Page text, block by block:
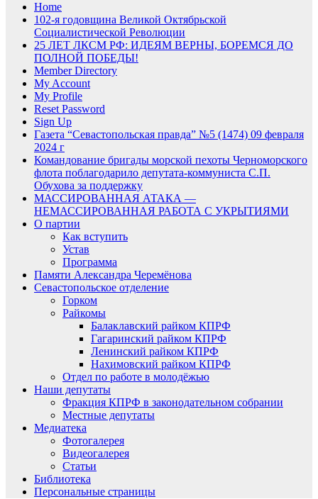
Home
102-я годовщина Великой Октябрьской
Социалистической Революции
25 ЛЕТ ЛКСМ РФ: ИДЕЯМ ВЕРНЫ, БОРЕМСЯ ДО
ПОЛНОЙ ПОБЕДЫ!
Member Directory
My Account
My Profile
Reset Password
Sign Up
Газета “Севастопольская правда” №5 (1474) 09 февраля
2024 г
Командование бригады морской пехоты Черноморского
флота поблагодарило депутата-коммуниста С.П.
Обухова за поддержку
МАССИРОВАННАЯ АТАКА —
НЕМАССИРОВАННАЯ РАБОТА С УКРЫТИЯМИ
О партии
Как вступить
Устав
Программа
Памяти Александра Черемёнова
Севастопольское отделение
Горком
Райкомы
Балаклавский райком КПРФ
Гагаринский райком КПРФ
Ленинский райком КПРФ
Нахимовский райком КПРФ
Отдел по работе в молодёжью
Наши депутаты
Фракция КПРФ в законодательном собрании
Местные депутаты
Медиатека
Фотогалерея
Видеогалерея
Статьи
Библиотека
Персональные страницы